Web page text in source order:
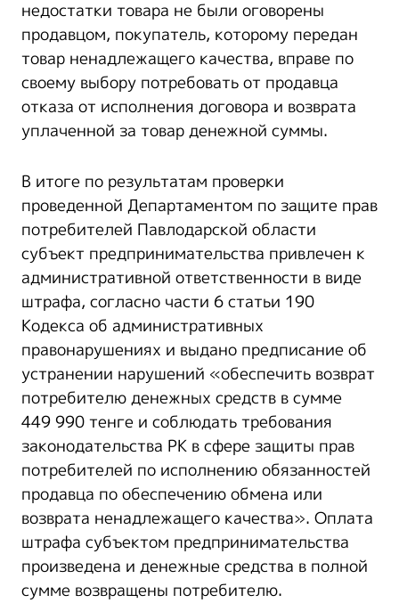
недостатки товара не были оговорены
продавцом, покупатель, которому передан
товар ненадлежащего качества, вправе по
своему выбору потребовать от продавца
отказа от исполнения договора и возврата
уплаченной за товар денежной суммы.
В итоге по результатам проверки
проведенной Департаментом по защите прав
потребителей Павлодарской области
субъект предпринимательства привлечен к
административной ответственности в виде
штрафа, согласно части 6 статьи 190
Кодекса об административных
правонарушениях и выдано предписание об
устранении нарушений «обеспечить возврат
потребителю денежных средств в сумме
449 990 тенге и соблюдать требования
законодательства РК в сфере защиты прав
потребителей по исполнению обязанностей
продавца по обеспечению обмена или
возврата ненадлежащего качества». Оплата
штрафа субъектом предпринимательства
произведена и денежные средства в полной
сумме возвращены потребителю.